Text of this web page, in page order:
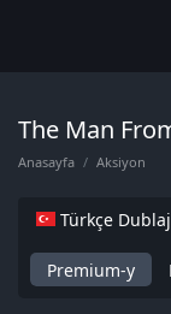
The Man
Anasayfa Aksiyon
Türkçe Dublaj
Premium-y